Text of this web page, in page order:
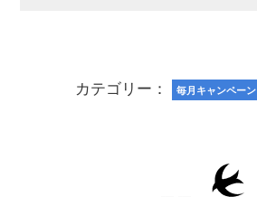
カテゴリー： 毎月キャンペーン